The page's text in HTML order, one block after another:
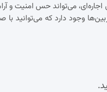
می‌تواند حس امنیت و
وجود دارد که می‌توانید با